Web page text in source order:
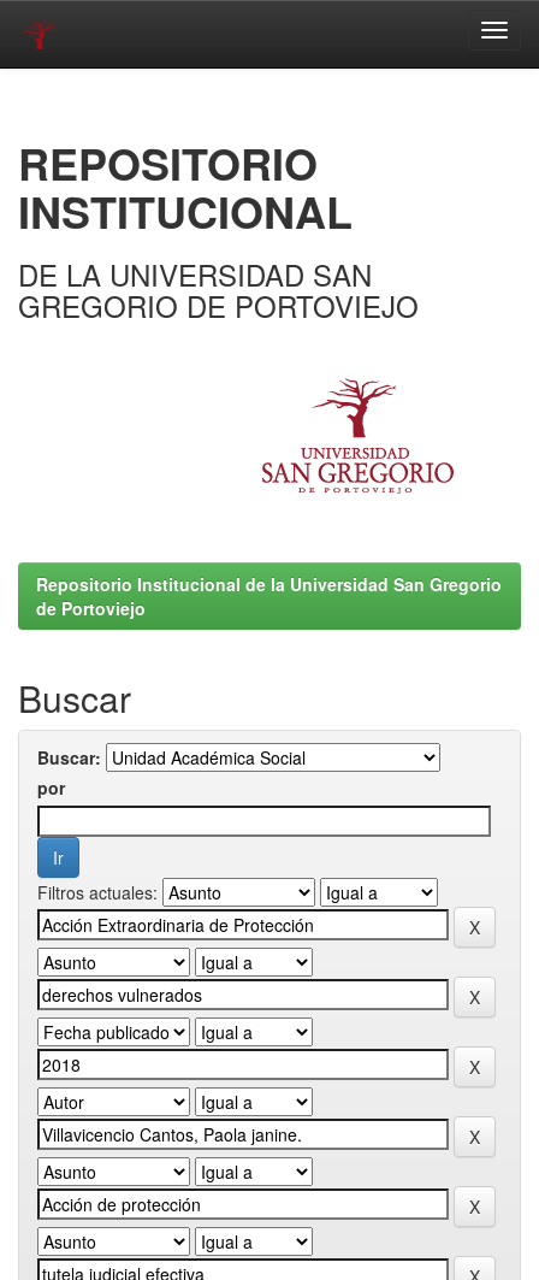
REPOSITORIO
INSTITUCIONAL
DE LA UNIVERSIDAD SAN
GREGORIO DE PORTOVIEJO
Repositorio Institucional de la Universidad San Gregorio
de Portoviejo
Buscar
Buscar:
por
Filtros actuales: